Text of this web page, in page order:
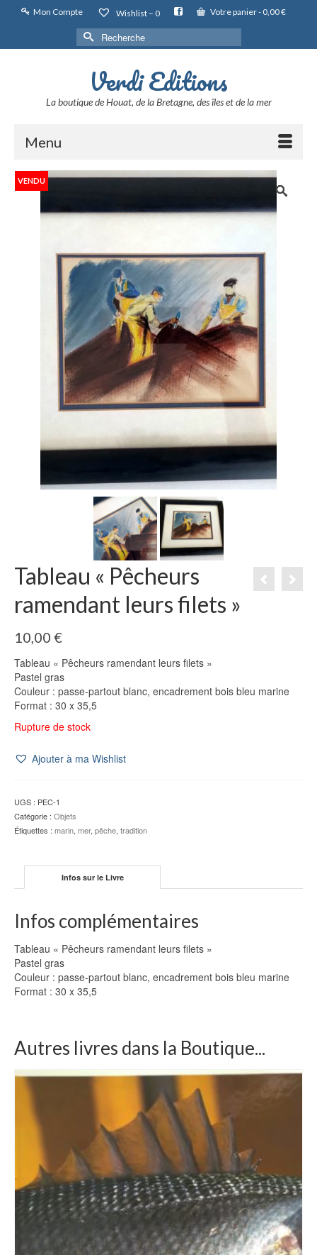
Mon Compte Wishlist – 0 Votre panier- 0,00€
Rechercher :
Verdi Editions
La boutique de Houat, de la Bretagne, des îles et de la mer
Menu
VENDU
Tableau « Pêcheurs
ramendant leurs filets »
10,00 €
Tableau « Pêcheurs ramendant leurs filets »
Pastel gras
Couleur : passe-partout blanc, encadrement bois bleu marine
Format : 30 x 35,5
Rupture de stock
Ajouter à ma Wishlist
UGS : PEC-1
Catégorie : Objets
Étiquettes : marin, mer, pêche, tradition
Infos sur le Livre
Infos complémentaires
Tableau « Pêcheurs ramendant leurs filets »
Pastel gras
Couleur : passe-partout blanc, encadrement bois bleu marine
Format : 30 x 35,5
Autres livres dans la Boutique...